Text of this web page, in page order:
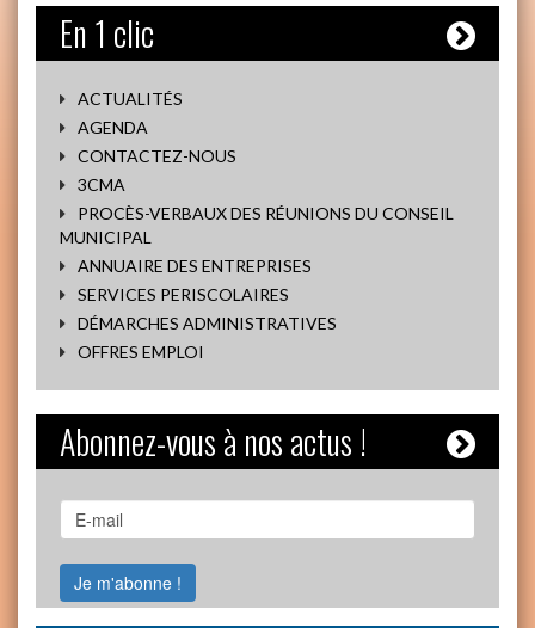
En 1 clic
ACTUALITÉS
AGENDA
CONTACTEZ-NOUS
3CMA
PROCÈS-VERBAUX DES RÉUNIONS DU CONSEIL
MUNICIPAL
ANNUAIRE DES ENTREPRISES
SERVICES PERISCOLAIRES
DÉMARCHES ADMINISTRATIVES
OFFRES EMPLOI
Abonnez-vous à nos actus !